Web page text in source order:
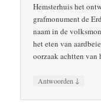
Hemsterhuis het
grafmonument de
naam in de
het eten van
oorzaak achtten van
Antwoorden ↓